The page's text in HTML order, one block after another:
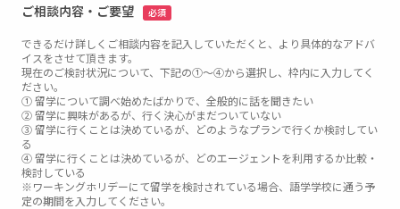
ご相談内容・ご要望 必須
できるだけ詳しくご相談内容を記入していただくと、より具体的なアドバ
イスをさせて頂きます。
現在のご検討状況について、下記の①～④から選択し、枠内に入力してく
ださい。
① 留学について調べ始めたばかりで、全般的に話を聞きたい
② 留学に興味があるが、行く決心がまだついていない
③ 留学に行くことは決めているが、どのようなプランで行くか検討してい
る
④ 留学に行くことは決めているが、どのエージェントを利用するか比較・
検討している
※ワーキングホリデーにて留学を検討されている場合、語学学校に通う予
定の期間を入力してください。